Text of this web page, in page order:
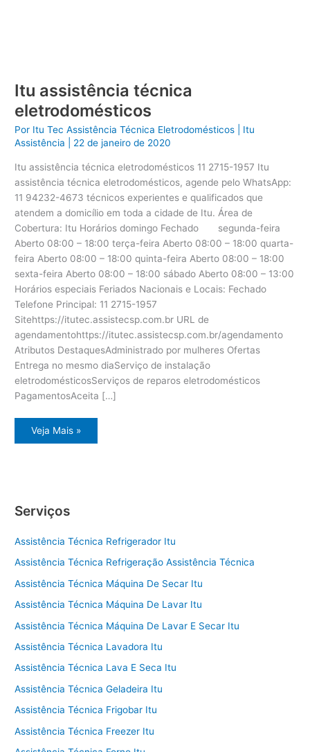
Itu assistência técnica
eletrodomésticos
Por Itu Tec Assistência Técnica Eletrodomésticos
Itu
Assistência
22 de janeiro de 2020
Itu assistência técnica eletrodomésticos 11 2715-1957 Itu
assistência técnica eletrodomésticos, agende pelo WhatsApp:
11 94232-4673 técnicos experientes e qualificados que
atendem a domicílio em toda a cidade de Itu. Área de
Cobertura: Itu Horários domingo Fechado segunda-feira
Aberto 08:00 – 18:00 terça-feira Aberto 08:00 – 18:00 quarta-
feira Aberto 08:00 – 18:00 quinta-feira Aberto 08:00 – 18:00
sexta-feira Aberto 08:00 – 18:00 sábado Aberto 08:00 – 13:00
Horários especiais Feriados Nacionais e Locais: Fechado
Telefone Principal: 11 2715-1957
Sitehttps://itutec.assistecsp.com.br URL de
agendamentohttps://itutec.assistecsp.com.br/agendamento
Atributos DestaquesAdministrado por mulheres Ofertas
Entrega no mesmo diaServiço de instalação
eletrodomésticosServiços de reparos eletrodomésticos
PagamentosAceita […]
Itu
assistência
Veja Mais »
Serviços
Assistência Técnica Refrigerador Itu
Assistência Técnica Refrigeração Assistência Técnica
Assistência Técnica Máquina De Secar Itu
Assistência Técnica Máquina De Lavar Itu
Assistência Técnica Máquina De Lavar E Secar Itu
Assistência Técnica Lavadora Itu
Assistência Técnica Lava E Seca Itu
Assistência Técnica Geladeira Itu
Assistência Técnica Frigobar Itu
Assistência Técnica Freezer Itu